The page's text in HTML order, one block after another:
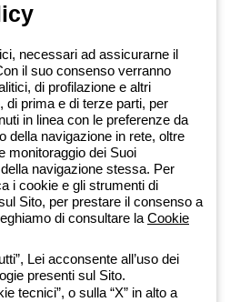
GEWISS, all’interno
dove realizziamo soluzioni di
la complessità in semplicità,
finali nella realizzazione dei loro
necessari ad assicurarne il
il suo consenso verranno
di profilazione e altri
di prima e di terze parti, per
in linea con le preferenze da
della navigazione in rete, oltre
monitoraggio dei Suoi
navigazione stessa. Per
i cookie e gli strumenti di
Sito, per prestare il consenso a
di consultare la Cookie
Lei acconsente all’uso dei
presenti sul Sito.
tecnici”, o sulla “X” in alto a